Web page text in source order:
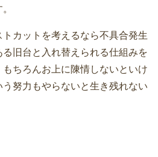
カットを考えるなら不具合発生
旧台と入れ替えられる仕組みを
ちろんお上に陳情しないといけ
努力もやらないと生き残れない